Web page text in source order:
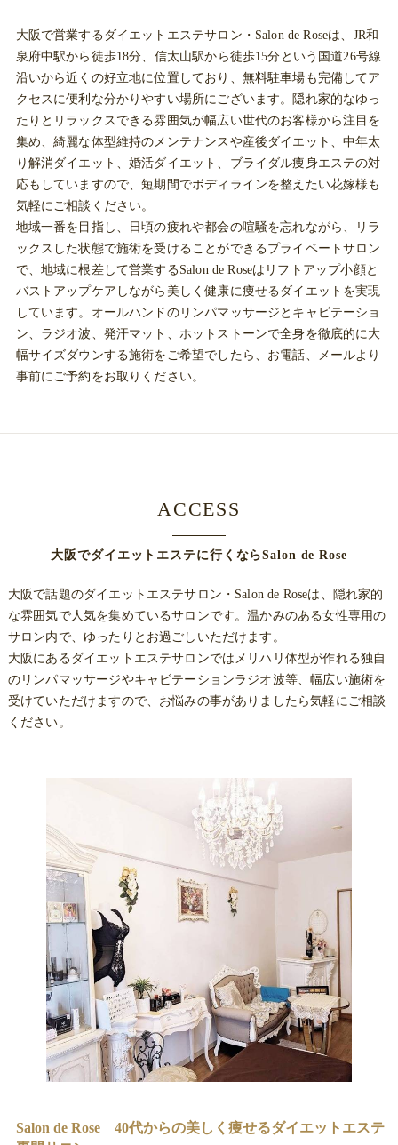
大阪で営業するダイエットエステサロン・Salon de Roseは、JR和
泉府中駅から徒歩18分、信太山駅から徒歩15分という国道26号線
沿いから近くの好立地に位置しており、無料駐車場も完備してア
クセスに便利な分かりやすい場所にございます。隠れ家的なゆっ
たりとリラックスできる雰囲気が幅広い世代のお客様から注目を
集め、綺麗な体型維持のメンテナンスや産後ダイエット、中年太
り解消ダイエット、婚活ダイエット、ブライダル痩身エステの対
応もしていますので、短期間でボディラインを整えたい花嫁様も
気軽にご相談ください。
地域一番を目指し、日頃の疲れや都会の喧騒を忘れながら、リラ
ックスした状態で施術を受けることができるプライベートサロン
で、地域に根差して営業するSalon de Roseはリフトアップ小顔と
バストアップケアしながら美しく健康に痩せるダイエットを実現
しています。オールハンドのリンパマッサージとキャビテーショ
ン、ラジオ波、発汗マット、ホットストーンで全身を徹底的に大
幅サイズダウンする施術をご希望でしたら、お電話、メールより
事前にご予約をお取りください。
大阪でダイエットエステに行くならSalon de Rose
ACCESS
大阪で話題のダイエットエステサロン・Salon de Roseは、隠れ家的
な雰囲気で人気を集めているサロンです。温かみのある女性専用の
サロン内で、ゆったりとお過ごしいただけます。
大阪にあるダイエットエステサロンではメリハリ体型が作れる独自
のリンパマッサージやキャビテーションラジオ波等、幅広い施術を
受けていただけますので、お悩みの事がありましたら気軽にご相談
ください。
Salon de Rose 40代からの美しく痩せるダイエットエステ